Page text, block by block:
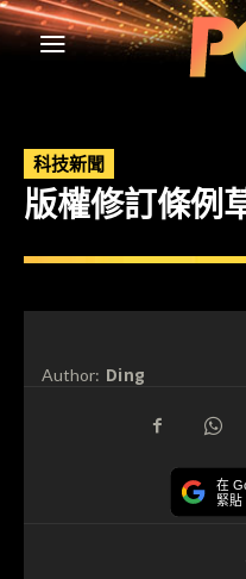
科技新聞
版權修訂條例
Author: Ding
在
緊貼